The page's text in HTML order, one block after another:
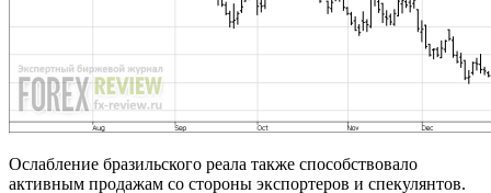
Ослабление бразильского реала также способствовало
активным продажам со стороны экспортеров и спекулянтов.